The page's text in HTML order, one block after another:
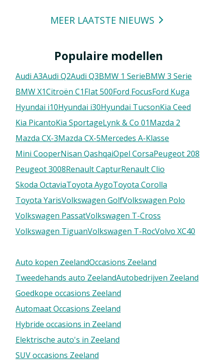
MEER LAATSTE NIEUWS
Populaire modellen
Audi A3Audi Q2Audi Q3BMW 1 SerieBMW 3 Serie
BMW X1Citroën C1FIat 500Ford FocusFord Kuga
Hyundai i10Hyundai i30Hyundai TucsonKia Ceed
Kia PicantoKia SportageLynk & Co 01Mazda 2
Mazda CX-3Mazda CX-5Mercedes A-Klasse
Mini CooperNisan QashqaiOpel CorsaPeugeot 208
Peugeot 3008Renault CapturRenault Clio
Skoda OctaviaToyota AygoToyota Corolla
Toyota YarisVolkswagen GolfVolkswagen Polo
Volkswagen PassatVolkswagen T-Cross
Volkswagen TiguanVolkswagen T-RocVolvo XC40
Auto kopen ZeelandOccasions Zeeland
Tweedehands auto ZeelandAutobedrijven Zeeland
Goedkope occasions Zeeland
Automaat Occasions Zeeland
Hybride occasions in Zeeland
Elektrische auto's in Zeeland
SUV occasions Zeeland